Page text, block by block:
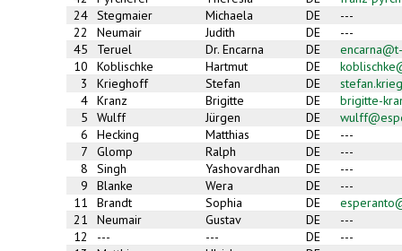
24 Stegmaier Michaela DE
---
22
Neumair Judith DE
---
45
Teruel Dr. Encarna DE
10
Koblischke Hartmut DE
3
Krieghoff Stefan DE
4 Kranz Brigitte DE
brigitte-
5
Wulff Jürgen DE
6
Hecking Matthias DE
---
7
Glomp Ralph DE
---
8
Singh Yashovardhan DE
---
9
Blanke Wera DE
---
11
Brandt Sophia DE
21
Neumair Gustav DE
---
12
--- --- DE
---